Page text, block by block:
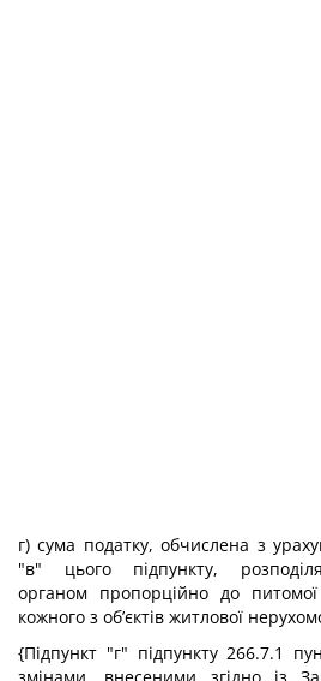
г) сума податку, обчислена з
"в" цього підпункту,
органом пропорційно до
кожного з об’єктів житлової
{Підпункт "г" підпункту 266.7.1